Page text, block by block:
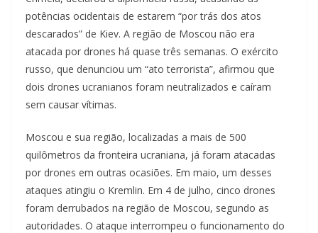
potências ocidentais de estarem “por trás dos atos
descarados” de Kiev. A região de Moscou não era
atacada por drones há quase três semanas. O exército
russo, que denunciou um “ato terrorista”, afirmou que
dois drones ucranianos foram neutralizados e caíram
sem causar vítimas.
Moscou e sua região, localizadas a mais de 500
quilômetros da fronteira ucraniana, já foram atacadas
por drones em outras ocasiões. Em maio, um desses
ataques atingiu o Kremlin. Em 4 de julho, cinco drones
foram derrubados na região de Moscou, segundo as
autoridades. O ataque interrompeu o funcionamento do